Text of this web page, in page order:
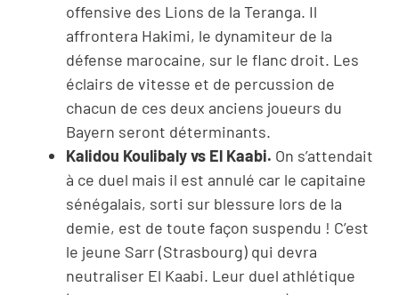
offensive des Lions de la Teranga. Il
affrontera Hakimi, le dynamiteur de la
défense marocaine, sur le flanc droit. Les
éclairs de vitesse et de percussion de
chacun de ces deux anciens joueurs du
Bayern seront déterminants.
Kalidou Koulibaly vs El Kaabi. On s’attendait
à ce duel mais il est annulé car le capitaine
sénégalais, sorti sur blessure lors de la
demie, est de toute façon suspendu ! C’est
le jeune Sarr (Strasbourg) qui devra
neutraliser El Kaabi. Leur duel athlétique